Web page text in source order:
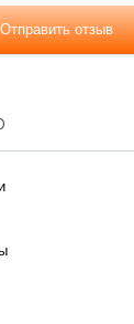
Отправить отзыв